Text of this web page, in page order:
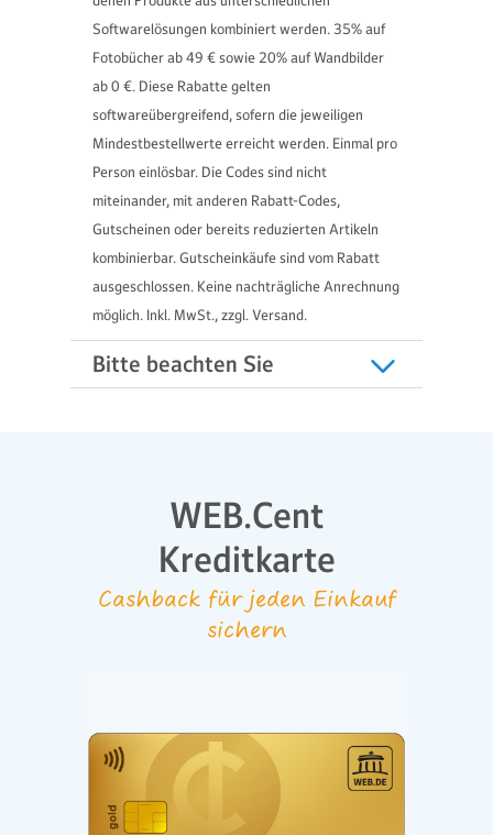
Softwarelösungen kombiniert werden. 35% auf
Fotobücher ab 49 € sowie 20% auf Wandbilder
ab 0 €. Diese Rabatte gelten
softwareübergreifend, sofern die jeweiligen
Mindestbestellwerte erreicht werden. Einmal pro
Person einlösbar. Die Codes sind nicht
miteinander, mit anderen Rabatt-Codes,
Gutscheinen oder bereits reduzierten Artikeln
kombinierbar. Gutscheinkäufe sind vom Rabatt
ausgeschlossen. Keine nachträgliche Anrechnung
möglich. Inkl. MwSt., zzgl. Versand.
Bitte beachten Sie
WEB.Cent
Kreditkarte
Cashback für jeden Einkauf
sichern